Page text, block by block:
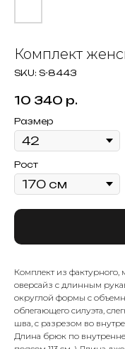
Комплект
SKU: S-8443
10 340 р.
Размер
Рост
Комплект из фактурного,
оверсайз с длинным
округлой формы с
облегающего силуэта,
шва, с разрезом во
Длина брюк по